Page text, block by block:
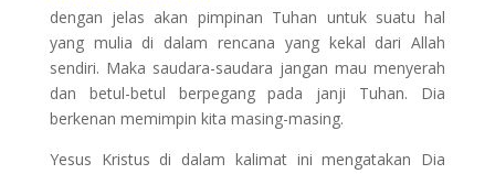
dengan jelas akan pimpinan Tuhan untuk suatu hal
yang mulia di dalam rencana yang kekal dari Allah
sendiri. Maka saudara-saudara jangan mau menyerah
dan betul-betul berpegang pada janji Tuhan. Dia
berkenan memimpin kita masing-masing.
Yesus Kristus di dalam kalimat ini mengatakan Dia